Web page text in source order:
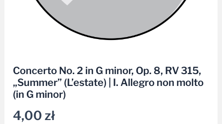
Concerto No. 2 in G minor, Op. 8, RV 315,
„Summer” (L’estate) | I. Allegro non molto
(in G minor)
4,00zł